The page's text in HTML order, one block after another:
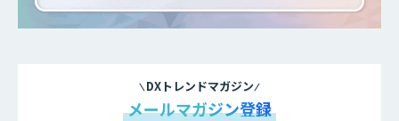
DXトレンドマガジン
メールマガジン登録